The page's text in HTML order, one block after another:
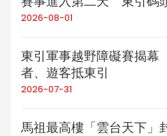
2026-08-01
東引軍事越野障礙賽揭
者、遊客抵東引
2026-07-31
馬祖最高樓「雲台天下